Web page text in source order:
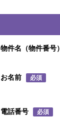
物件名（物件番号）
お名前 必須
電話番号 必須